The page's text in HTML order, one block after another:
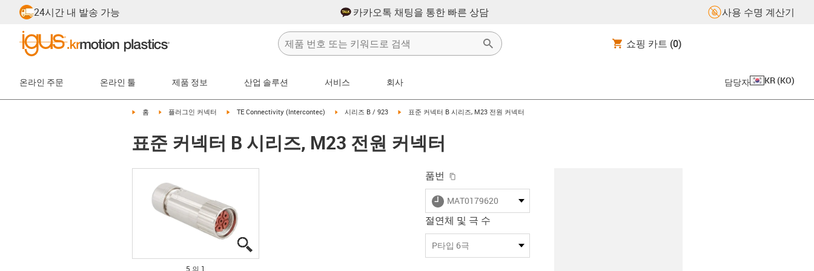
24시간 내 발송 가능 카카오톡 채팅을 통한 빠른 상담 사용 수명 계산기
쇼핑 카트 (0)
온라인 주문 온라인 툴 제품 정보 산업 솔루션 서비스 회사 담당자 KR (KO)
igus-icon-arrow-right
홈 igus-icon-arrow-right
플러그인 커넥터 igus-icon-arrow-right
TE Connectivity (Intercontec) igus-icon-arrow-right
시리즈 B / 923 igus-icon-arrow-right
표준 커넥터 B 시리즈, M23 전원 커넥터
표준 커넥터 B 시리즈, M23 전원 커넥터
5 의 1
품번
igus-icon-lieferzeit
MAT0179620
절연체 및 극 수
P타입 6극